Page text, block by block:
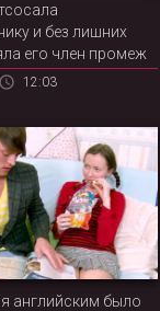
и без лишних
его член промеж
булочек
12:03
английским было